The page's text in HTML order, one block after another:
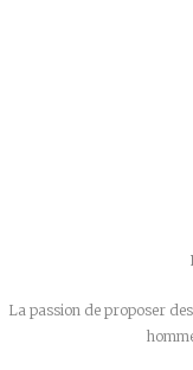
La passion de proposer